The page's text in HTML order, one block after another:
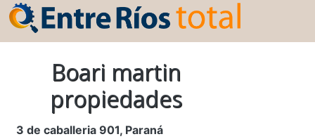
Boari martin
propiedades
3 de caballeria 901, Paraná